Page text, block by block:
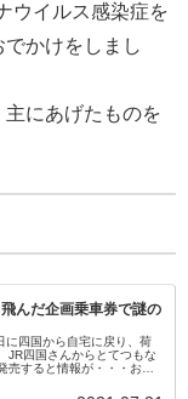
ウイルス感染症を
かけをしまし
にあげたものを
んだ企画乗車券で謎の
に四国から自宅に戻り、荷
JR四国さんからとてつもな
売すると情報が・・・お正